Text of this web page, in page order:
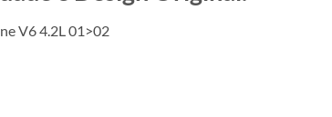
V6 4.2L 01>02